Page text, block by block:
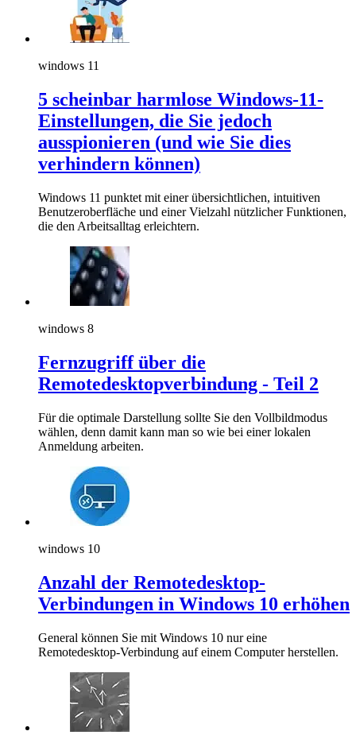
windows 11
5 scheinbar harmlose Windows-11-
Einstellungen, die Sie jedoch
ausspionieren (und wie Sie dies
verhindern können)
Windows 11 punktet mit einer übersichtlichen, intuitiven
Benutzeroberfläche und einer Vielzahl nützlicher Funktionen,
die den Arbeitsalltag erleichtern.
windows 8
Fernzugriff über die
Remotedesktopverbindung - Teil 2
Für die optimale Darstellung sollte Sie den Vollbildmodus
wählen, denn damit kann man so wie bei einer lokalen
Anmeldung arbeiten.
windows 10
Anzahl der Remotedesktop-
Verbindungen in Windows 10 erhöhen
General können Sie mit Windows 10 nur eine
Remotedesktop-Verbindung auf einem Computer herstellen.